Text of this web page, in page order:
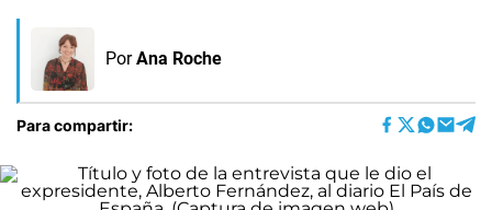
Por Ana Roche
Para compartir: